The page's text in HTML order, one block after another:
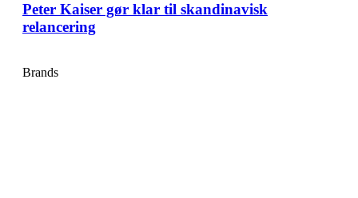
Peter Kaiser gør klar til skandinavisk
relancering
Brands